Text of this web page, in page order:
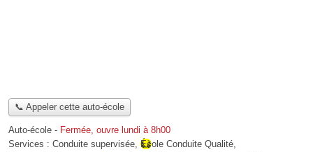
📞 Appeler cette auto-école
Auto-école - Fermée, ouvre lundi à 8h00
Services : Conduite supervisée, École Conduite Qualité,